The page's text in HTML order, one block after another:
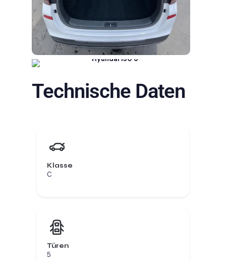
Technische Daten
Klasse
C
Türen
5